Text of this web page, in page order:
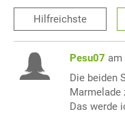
Hilfreichste
Pesu07 am
Die beiden
Marmelade
Das werde